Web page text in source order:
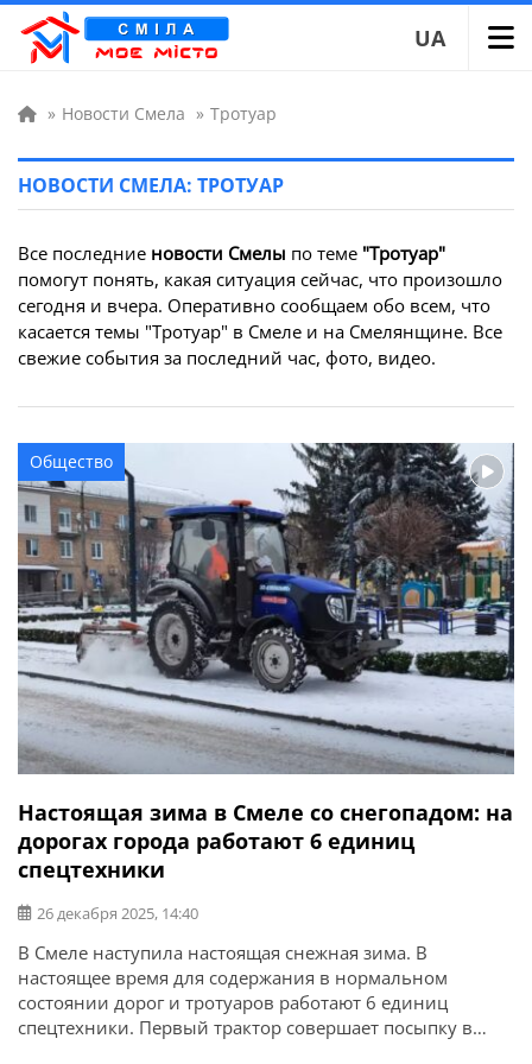
UA
» Новости Смела » Тротуар
НОВОСТИ СМЕЛА: ТРОТУАР
Все последние новости Смелы по теме "Тротуар"
помогут понять, какая ситуация сейчас, что произошло
сегодня и вчера. Оперативно сообщаем обо всем, что
касается темы "Тротуар" в Смеле и на Смелянщине. Все
свежие события за последний час, фото, видео.
Общество
Настоящая зима в Смеле со снегопадом: на
дорогах города работают 6 единиц
спецтехники
26 декабря 2025, 14:40
В Смеле наступила настоящая снежная зима. В
настоящее время для содержания в нормальном
состоянии дорог и тротуаров работают 6 единиц
спецтехники. Первый трактор совершает посыпку в